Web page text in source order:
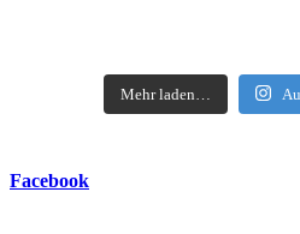
Mehr laden…
Facebook